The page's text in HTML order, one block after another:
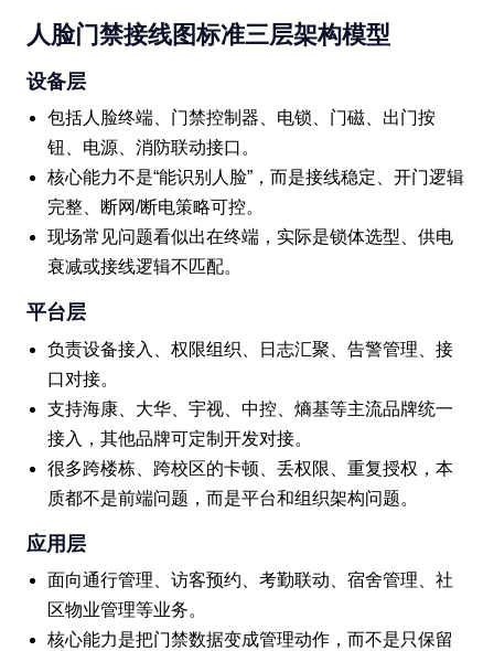
人脸门禁接线图标准三层架构模型
设备层
包括人脸终端、门禁控制器、电锁、门磁、出门按
钮、电源、消防联动接口。
核心能力不是“能识别人脸”，而是接线稳定、开门逻辑
完整、断网/断电策略可控。
现场常见问题看似出在终端，实际是锁体选型、供电
衰减或接线逻辑不匹配。
平台层
负责设备接入、权限组织、日志汇聚、告警管理、接
口对接。
支持海康、大华、宇视、中控、熵基等主流品牌统一
接入，其他品牌可定制开发对接。
很多跨楼栋、跨校区的卡顿、丢权限、重复授权，本
质都不是前端问题，而是平台和组织架构问题。
应用层
面向通行管理、访客预约、考勤联动、宿舍管理、社
区物业管理等业务。
核心能力是把门禁数据变成管理动作，而不是只保留